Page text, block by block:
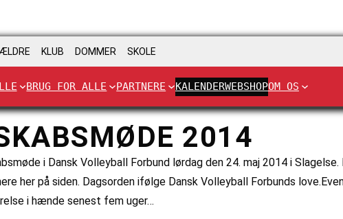
KLUB DOMMER SKOLE
BRUG FOR ALLE PARTNERE KALENDERWEBSHOPOM OS
2014
i Dansk Volleyball Forbund lørdag den 24. maj 2014 i
her på siden. Dagsorden ifølge Dansk Volleyball Forbunds
i hænde senest fem uger…